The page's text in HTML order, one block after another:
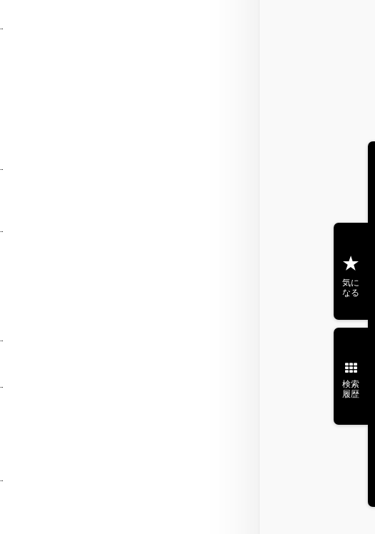
気に
なる
検索
履歴